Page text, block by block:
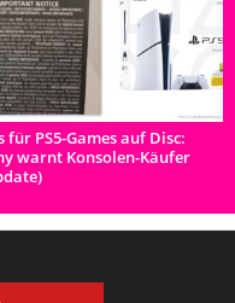
für PS5-Games auf Disc:
warnt Konsolen-Käufer